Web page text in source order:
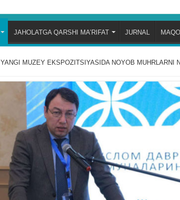
JAHOLATGA QARSHI MA’RIFAT JURNAL
YANGI MUZЕY EKSPOZITSIYASIDA NOYOB MUHRLARNI